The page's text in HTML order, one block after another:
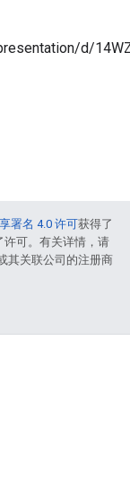
d/
署名 4.0 许可获得了
许可。有关详情，请
其关联公司的注册商